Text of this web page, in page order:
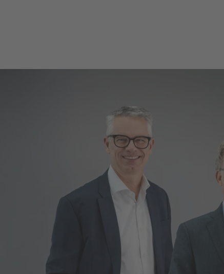
Unsere
Martin Leusmann
safety group. Die
(CFO/COO) geleitet